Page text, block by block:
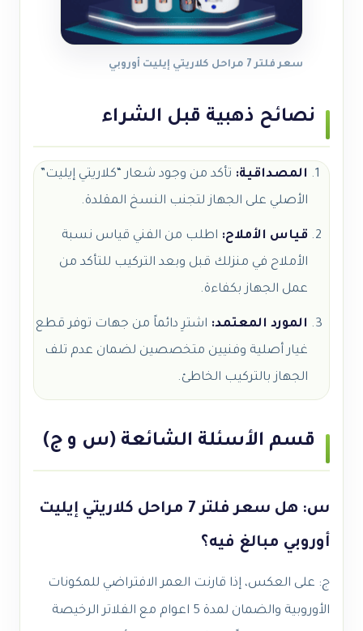
سعر فلتر 7 مراحل كلاريتي إيليت أوروبي
نصائح ذهبية قبل الشراء
المصداقية: تأكد من وجود شعار “كلاريتي إيليت”
الأصلي على الجهاز لتجنب النسخ المقلدة.
قياس الأملاح: اطلب من الفني قياس نسبة
الأملاح في منزلك قبل وبعد التركيب للتأكد من
عمل الجهاز بكفاءة.
المورد المعتمد: اشترِ دائماً من جهات توفر قطع
غيار أصلية وفنيين متخصصين لضمان عدم تلف
الجهاز بالتركيب الخاطئ.
قسم الأسئلة الشائعة (س و ج)
س: هل سعر فلتر 7 مراحل كلاريتي إيليت
أوروبي مبالغ فيه؟
ج: على العكس، إذا قارنت العمر الافتراضي للمكونات
الأوروبية والضمان لمدة 5 اعوام مع الفلاتر الرخيصة